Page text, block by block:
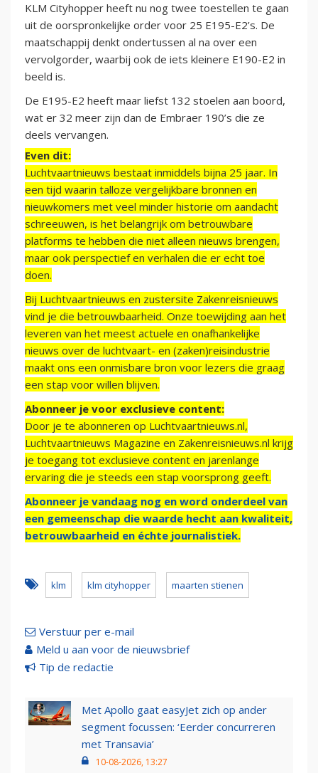
KLM Cityhopper heeft nu nog twee toestellen te gaan
uit de oorspronkelijke order voor 25 E195-E2’s. De
maatschappij denkt ondertussen al na over een
vervolgorder, waarbij ook de iets kleinere E190-E2 in
beeld is.
De E195-E2 heeft maar liefst 132 stoelen aan boord,
wat er 32 meer zijn dan de Embraer 190’s die ze
deels vervangen.
Even dit:
Luchtvaartnieuws bestaat inmiddels bijna 25 jaar. In
een tijd waarin talloze vergelijkbare bronnen en
nieuwkomers met veel minder historie om aandacht
schreeuwen, is het belangrijk om betrouwbare
platforms te hebben die niet alleen nieuws brengen,
maar ook perspectief en verhalen die er echt toe
doen.
Bij Luchtvaartnieuws en zustersite Zakenreisnieuws
vind je die betrouwbaarheid. Onze toewijding aan het
leveren van het meest actuele en onafhankelijke
nieuws over de luchtvaart- en (zaken)reisindustrie
maakt ons een onmisbare bron voor lezers die graag
een stap voor willen blijven.
Abonneer je voor exclusieve content:
Door je te abonneren op Luchtvaartnieuws.nl,
Luchtvaartnieuws Magazine en Zakenreisnieuws.nl krijg
je toegang tot exclusieve content en jarenlange
ervaring die je steeds een stap voorsprong geeft.
Abonneer je vandaag nog en word onderdeel van
een gemeenschap die waarde hecht aan kwaliteit,
betrouwbaarheid en échte journalistiek.
klm klm cityhopper maarten stienen
Verstuur per e-mail
Meld u aan voor de nieuwsbrief
Tip de redactie
Met Apollo gaat easyJet zich op ander
segment focussen: ‘Eerder concurreren
met Transavia’
10-08-2026, 13:27